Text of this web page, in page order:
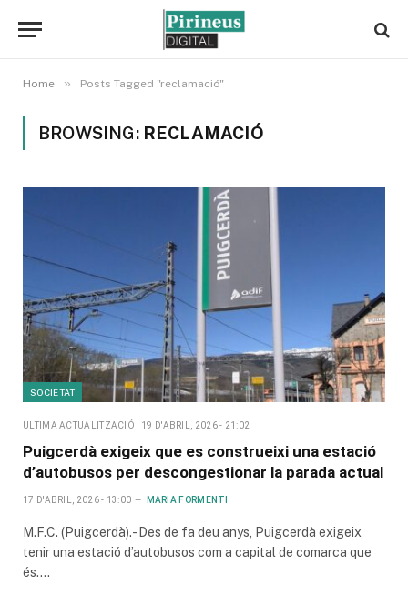
Home » Posts Tagged "reclamació"
BROWSING: RECLAMACIÓ
SOCIETAT
ULTIMA ACTUALITZACIÓ 19 D'ABRIL, 2026 - 21:02
Puigcerdà exigeix que es construeixi una estació
d’autobusos per descongestionar la parada actual
17 D'ABRIL, 2026 - 13:00 MARIA FORMENTI
M.F.C. (Puigcerdà).- Des de fa deu anys, Puigcerdà exigeix
tenir una estació d’autobusos com a capital de comarca que
és.…